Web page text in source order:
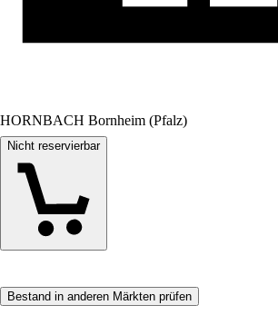
HORNBACH Bornheim (Pfalz)
Nicht reservierbar
Bestand in anderen Märkten prüfen